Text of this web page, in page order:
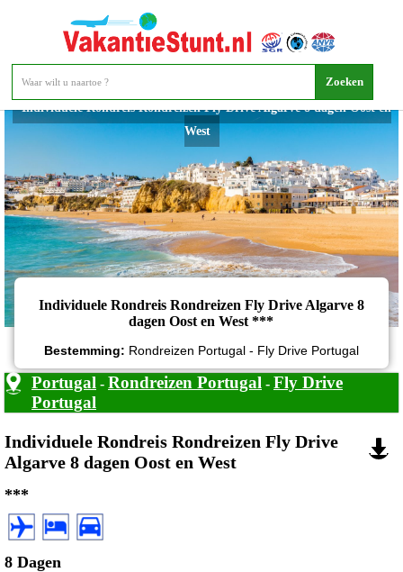
Individuele Rondreis Rondreizen Fly Drive Algarve 8 dagen Oost en
West
Individuele Rondreis Rondreizen Fly Drive Algarve 8
dagen Oost en West ***
Bestemming: Rondreizen Portugal - Fly Drive Portugal
Portugal - Rondreizen Portugal - Fly Drive
Portugal
Individuele Rondreis Rondreizen Fly Drive
Algarve 8 dagen Oost en West
***
8 Dagen